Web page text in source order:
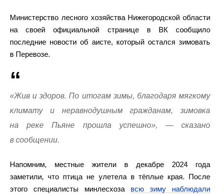
Министерство лесного хозяйства Нижегородской области
на своей официальной странице в ВК сообщило
последние новости об аисте, который остался зимовать
в Перевозе.
«Жив и здоров. По итогам зимы, благодаря мягкому
климату и неравнодушным гражданам, зимовка
на реке Пьяне прошла успешно», — сказано
в сообщении.
Напомним, местные жители в декабре 2024 года
заметили, что птица не улетела в тёплые края. После
этого специалисты минлесхоза всю зиму наблюдали